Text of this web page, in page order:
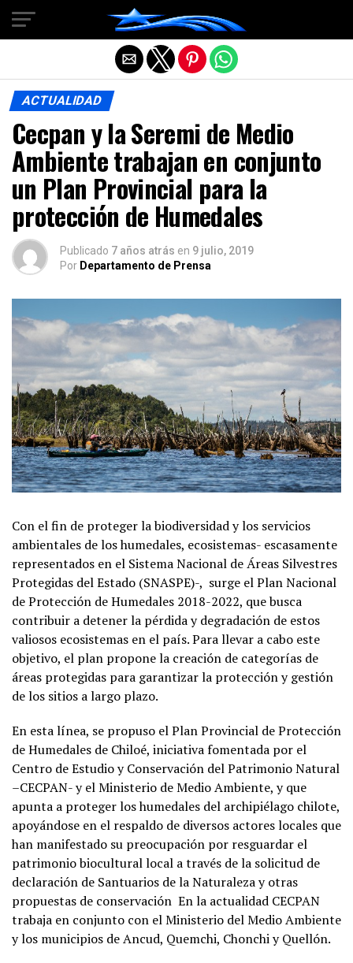
ACTUALIDAD
Cecpan y la Seremi de Medio
Ambiente trabajan en conjunto
un Plan Provincial para la
protección de Humedales
Publicado 7 años atrás en 9 julio, 2019
Por Departamento de Prensa
Con el fin de proteger la biodiversidad y los servicios
ambientales de los humedales, ecosistemas- escasamente
representados en el Sistema Nacional de Áreas Silvestres
Protegidas del Estado (SNASPE)-, surge el Plan Nacional
de Protección de Humedales 2018-2022, que busca
contribuir a detener la pérdida y degradación de estos
valiosos ecosistemas en el país. Para llevar a cabo este
objetivo, el plan propone la creación de categorías de
áreas protegidas para garantizar la protección y gestión
de los sitios a largo plazo.
En esta línea, se propuso el Plan Provincial de Protección
de Humedales de Chiloé, iniciativa fomentada por el
Centro de Estudio y Conservación del Patrimonio Natural
–CECPAN- y el Ministerio de Medio Ambiente, y que
apunta a proteger los humedales del archipiélago chilote,
apoyándose en el respaldo de diversos actores locales que
han manifestado su preocupación por resguardar el
patrimonio biocultural local a través de la solicitud de
declaración de Santuarios de la Naturaleza y otras
propuestas de conservación En la actualidad CECPAN
trabaja en conjunto con el Ministerio del Medio Ambiente
y los municipios de Ancud, Quemchi, Chonchi y Quellón.
Salir de la versión móvil